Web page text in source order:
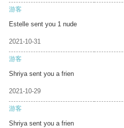
游客
Estelle sent you 1 nude
2021-10-31
游客
Shriya sent you a frien
2021-10-29
游客
Shriya sent you a frien